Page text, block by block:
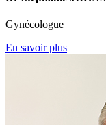
Gynécologue
En savoir plus